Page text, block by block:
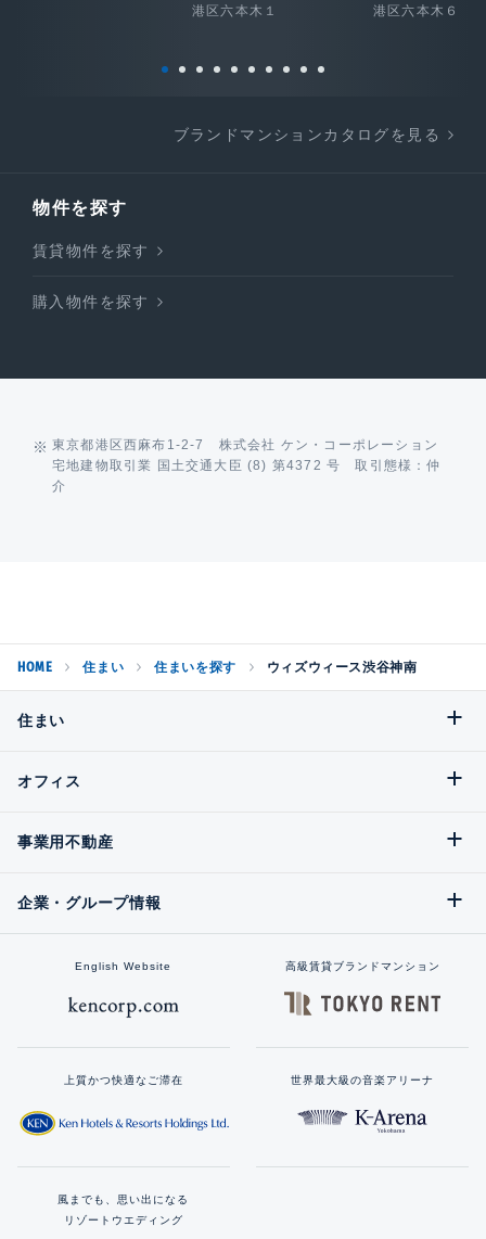
港区六本木１
港区六本木６
ブランドマンションカタログを見る
物件を探す
賃貸物件を探す
購入物件を探す
東京都港区西麻布1-2-7 株式会社 ケン・コーポレーション
宅地建物取引業 国土交通大臣 (8) 第4372 号 取引態様：仲
介
HOME 住まい 住まいを探す ウィズウィース渋谷神南
住まい
オフィス
事業用不動産
企業・グループ情報
English Website 高級賃貸ブランドマンション
上質かつ快適なご滞在 世界最大級の音楽アリーナ
風までも、思い出になる
リゾートウエディング